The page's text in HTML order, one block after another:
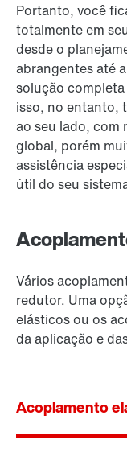
Portanto, você
totalmente em
desde o
abrangentes até
solução
isso, no entanto,
ao seu lado, com
global, porém
assistência
útil do seu
Vários
redutor. Uma
elásticos ou os
da aplicação e
Acoplamento